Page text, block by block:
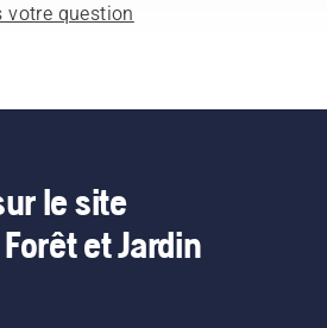
votre question
le site
et Jardin